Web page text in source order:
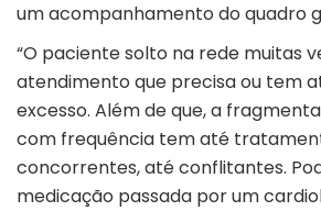
um acompanhamento do quadro
“O paciente solto na rede muitas
atendimento que precisa ou tem
excesso. Além de que, a
com frequência tem até
concorrentes, até conflitantes.
medicação passada por um